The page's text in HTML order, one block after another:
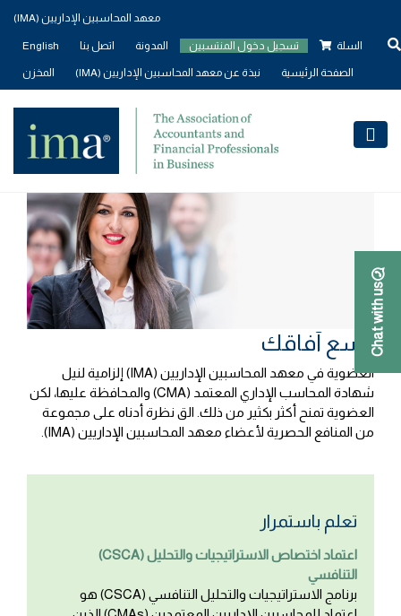
Chat with us
معهد المحاسبين الإداريين (IMA)
English اتصل بنا المدونة تسجيل دخول المنتسبين السلة
المخزن نبذة عن معهد المحاسبين الإداريين (IMA) الصفحة الرئيسية
المنافع
وسع آفاقك
العضوية في معهد المحاسبين الإداريين (IMA) إلزامية لنيل
شهادة المحاسب الإداري المعتمد (CMA) والمحافظة عليها، لكن
العضوية تمنح أكثر بكثير من ذلك. الق نظرة أدناه على مجموعة
من المنافع الحصرية لأعضاء معهد المحاسبين الإداريين (IMA).
تعلم باستمرار
(CSCA) اعتماد اختصاص الاستراتيجيات والتحليل
التنافسي
برنامج الاستراتيجيات والتحليل التنافسي (CSCA) هو